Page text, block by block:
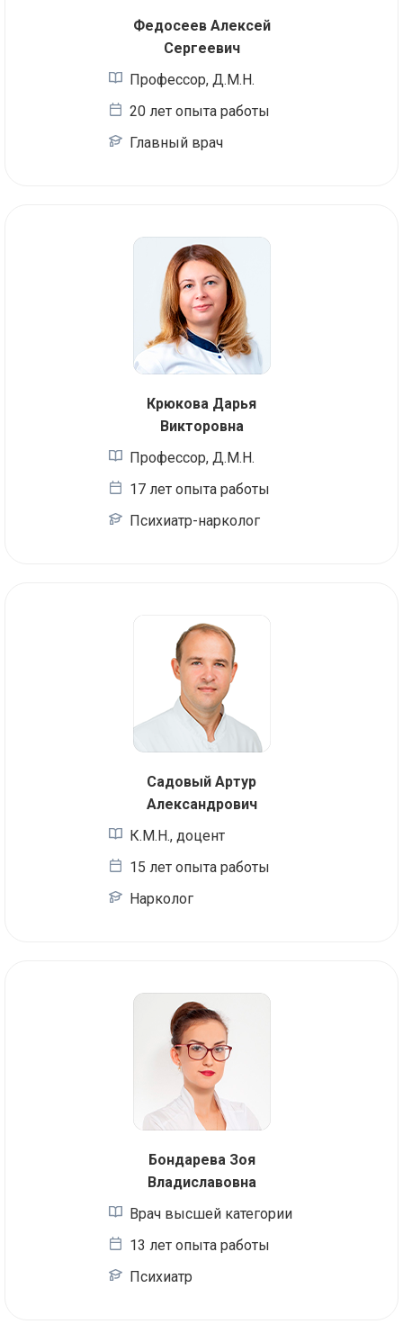
Федосеев Алексей
Сергеевич
Профессор, Д.М.Н.
20 лет опыта работы
Главный врач
Крюкова Дарья
Викторовна
Профессор, Д.М.Н.
17 лет опыта работы
Психиатр-нарколог
Садовый Артур
Александрович
К.М.Н., доцент
15 лет опыта работы
Нарколог
Бондарева Зоя
Владиславовна
Врач высшей категории
13 лет опыта работы
Психиатр